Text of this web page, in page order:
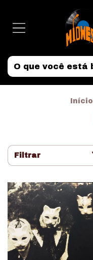
Início
Filtrar